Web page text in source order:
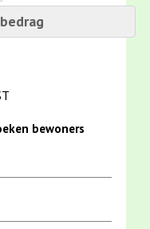
bewoners